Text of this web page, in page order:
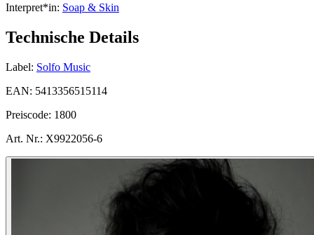
Interpret*in: Soap & Skin
Technische Details
Label: Solfo Music
EAN: 5413356515114
Preiscode: 1800
Art. Nr.: X9922056-6